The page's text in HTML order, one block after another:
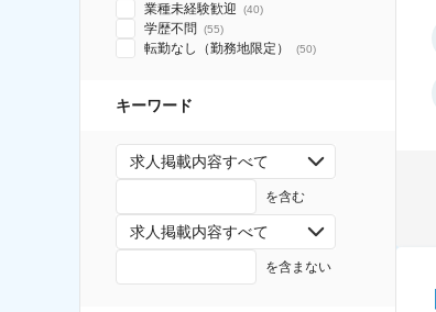
業種未経験歓迎 (40)
学歴不問 (55)
転勤なし（勤務地限定） (50)
キーワード
求人掲載内容すべて
を含む
求人掲載内容すべて
を含まない